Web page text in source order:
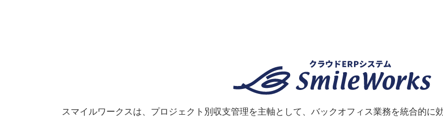
スマイルワークスは、プロジェクト別収支管理を主軸として、バックオフィス業務を統合的に